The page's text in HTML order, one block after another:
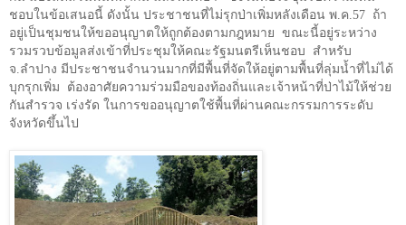
ชอบในข้อเสนอนี้ ดังนั้น ประชาชนที่ไม่รุกป่าเพิ่มหลังเดือน พ.ค. 57 ถ้า
อยู่เป็นชุมชนให้ขออนุญาตให้ถูกต้องตามกฎหมาย ขณะนี้อยู่ระหว่าง
รวมรวบข้อมูลส่งเข้าที่ประชุมให้คณะรัฐมนตรีเห็นชอบ
สำหรับ
จ.ลำปาง มีประชาชนจำนวนมากที่มีพื้นที่จัดให้อยู่ตามพื้นที่ลุ่มน้ำที่ไม่ได้
บุกรุกเพิ่ม
ต้องอาศัยความร่วมมือของท้องถิ่นและเจ้าหน้าที่ป่าไม้ให้ช่วย
กันสำรวจ เร่งรัด ในการขออนุญาตใช้พื้นที่ผ่านคณะกรรมการระดับ
จังหวัดขึ้นไป